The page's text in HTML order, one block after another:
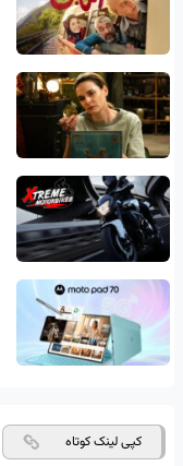
کپی لینک کوتاه